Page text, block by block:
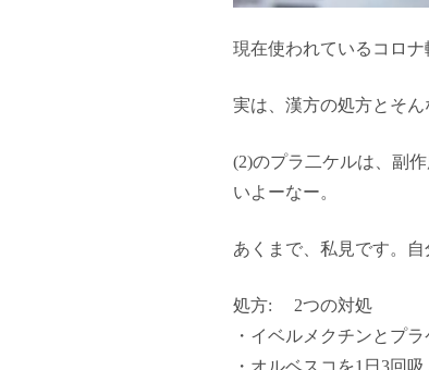
現在使われているコロナ
実は、漢方の処方とそん
(2)のプラ二ケルは、副
いよーなー。
あくまで、私見です。
処方: 2つの対処
・イベルメクチンとプ
・オルベスコを1日3回吸